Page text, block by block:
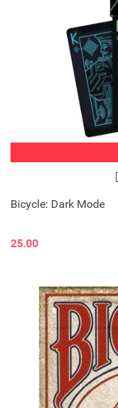
Bicycle: Dark Mode
25.00